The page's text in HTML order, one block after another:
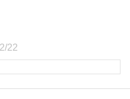
22